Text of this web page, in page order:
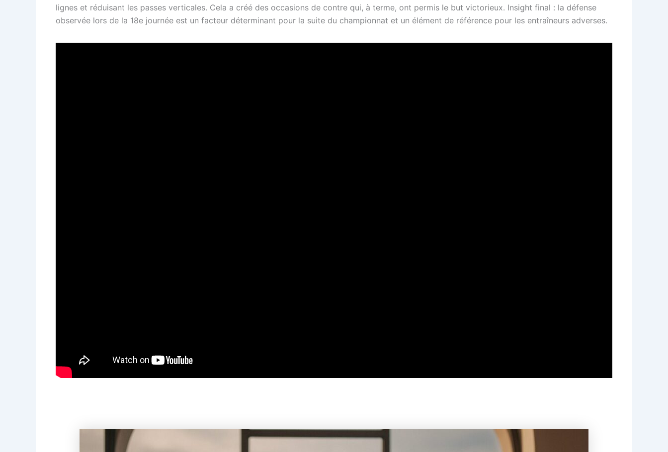
lignes et réduisant les passes verticales. Cela a créé des occasions de contre qui, à terme, ont permis le but victorieux. Insight final : la défense
observée lors de la 18e journée est un facteur déterminant pour la suite du championnat et un élément de référence pour les entraîneurs adverses.